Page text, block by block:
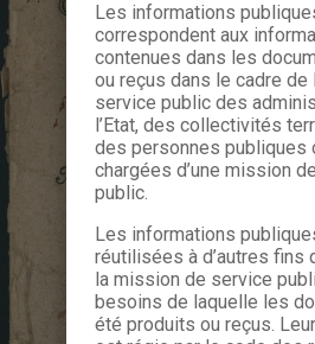
Les informations
correspondent aux
contenues dans les
ou reçus dans le cadre
service public des
l’Etat, des collectivités
des personnes publiques
chargées d’une mission
public.
Les informations
réutilisées à d’autres fins
la mission de service
besoins de laquelle les
été produits ou reçus.